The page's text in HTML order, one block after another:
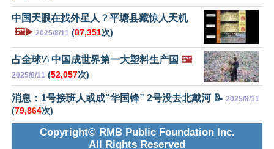
中国天眼在找外星人？平塘县藏惊人天机
🖼️▶️ 2025/8/11 (87,351次)
占全球⅓ 中国成世界第一大塑料生产国 🖼️
2025/8/11 (52,057次)
消息：1号接班人或成“华国锋” 2号没去北戴河 📝 2025/8/11
(79,864次)
Copyright© RMB Public Foundation Inc.
All Rights Reserved